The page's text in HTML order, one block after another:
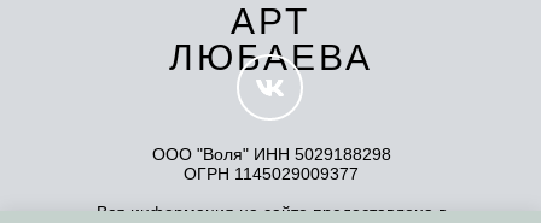
ООО "Воля" ИНН 5029188298
ОГРН 1145029009377
Вся информация на сайте предоставлена в
АРТ
ЛЮБАЕВА